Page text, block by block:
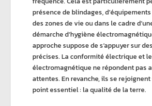
présence de blindages,
des zones de vie ou dans le cadre
démarche d’hygiène
approche suppose de s’appuyer sur
précises. Laconformité électriqueet
électromagnétiquene répondent pas
attentes. En revanche, ils se
point essentiel : laqualité de la terre.